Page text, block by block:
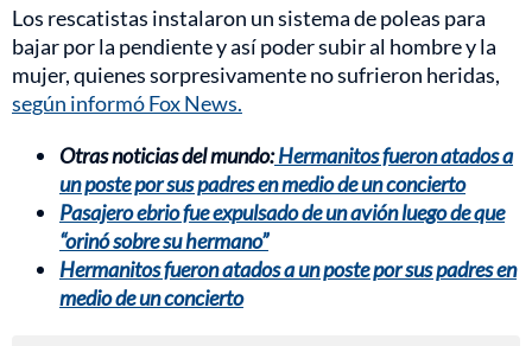
Los rescatistas instalaron un sistema de poleas para
bajar por la pendiente y así poder subir al hombre y la
mujer, quienes sorpresivamente no sufrieron heridas,
según informó Fox News.
Otras noticias del mundo:Hermanitos fueron atados a
un poste por sus padres en medio de un concierto
Pasajero ebrio fue expulsado de un avión luego de que
“orinó sobre su hermano”
Hermanitos fueron atados a un poste por sus padres en
medio de un concierto